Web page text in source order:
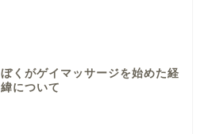
ぼくがゲイマッサージを始めた経
緯について